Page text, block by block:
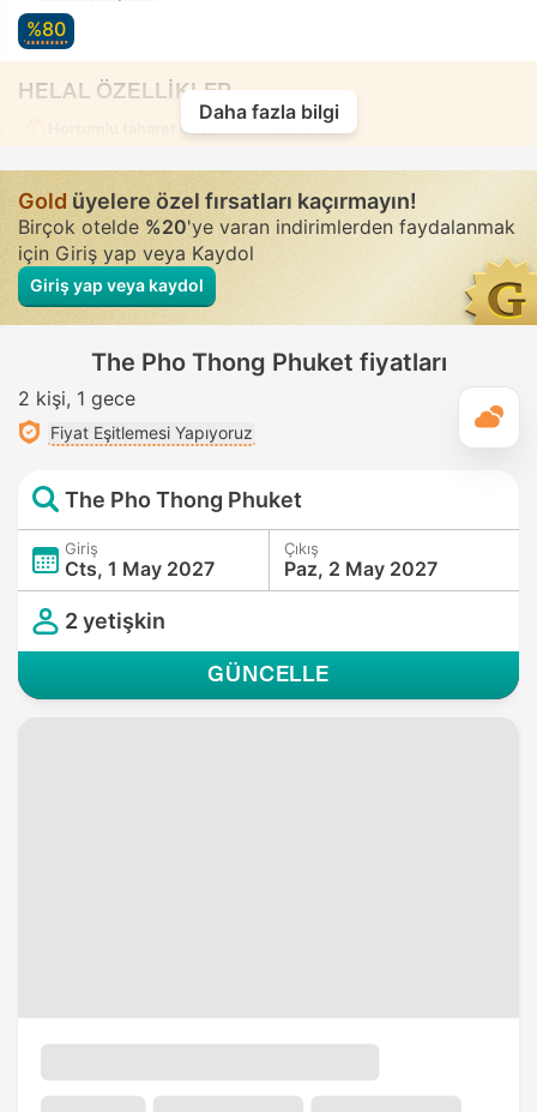
%80
HELAL ÖZELLİKLER
Hortumlu taharet duşu • Tüm odalarda
Daha fazla bilgi
Goldüyelere özel fırsatları kaçırmayın!
Birçok otelde%20'ye varan indirimlerden faydalanmak
için Giriş yap veya Kaydol
Giriş yap veya kaydol
The Pho Thong Phuket fiyatları
2 kişi 1 gece
Fiyat Eşitlemesi Yapıyoruz
The Pho Thong Phuket
Giriş
Cts, 1 May 2027
Çıkış
Paz, 2 May 2027
2 yetişkin
GÜNCELLE